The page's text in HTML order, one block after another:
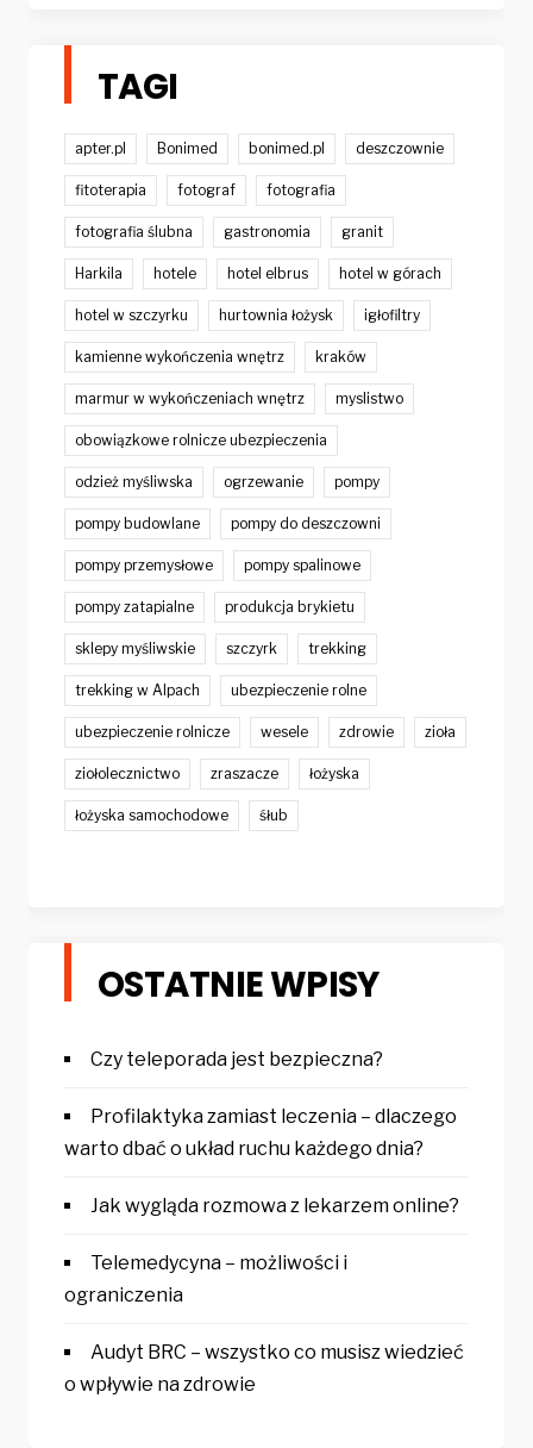
TAGI
apter.pl Bonimed bonimed.pl deszczownie
fitoterapia fotograf fotografia
fotografia ślubna gastronomia granit
Harkila hotele hotel elbrus hotel w górach
hotel w szczyrku hurtownia łożysk igłofiltry
kamienne wykończenia wnętrz kraków
marmur w wykończeniach wnętrz myslistwo
obowiązkowe rolnicze ubezpieczenia
odzież myśliwska ogrzewanie pompy
pompy budowlane pompy do deszczowni
pompy przemysłowe pompy spalinowe
pompy zatapialne produkcja brykietu
sklepy myśliwskie szczyrk trekking
trekking w Alpach ubezpieczenie rolne
ubezpieczenie rolnicze wesele zdrowie zioła
ziołolecznictwo zraszacze łożyska
łożyska samochodowe śłub
OSTATNIE WPISY
Czy teleporada jest bezpieczna?
Profilaktyka zamiast leczenia – dlaczego
warto dbać o układ ruchu każdego dnia?
Jak wygląda rozmowa z lekarzem online?
Telemedycyna – możliwości i
ograniczenia
Audyt BRC – wszystko co musisz wiedzieć
o wpływie na zdrowie